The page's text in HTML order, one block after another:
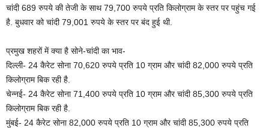
चांदी 689 रुपये की तेजी के साथ 79,700 रुपये प्रति किलोग्राम के स्तर पर पहुंच गई
है. बुधवार को चांदी 79,001 रुपये के स्तर पर बंद हुई थी.
प्रमुख शहरों में क्या है सोने-चांदी का भाव-
दिल्ली- 24 कैरेट सोना 70,620 रुपये प्रति 10 ग्राम और चांदी 82,000 रुपये प्रति
किलोग्राम बिक रही है.
चेन्नई- 24 कैरेट सोना 71,400 रुपये प्रति 10 ग्राम और चांदी 85,300 रुपये प्रति
किलोग्राम बिक रही है.
मुंबई- 24 कैरेट सोना 82,000 रुपये प्रति 10 ग्राम और चांदी 85,300 रुपये प्रति